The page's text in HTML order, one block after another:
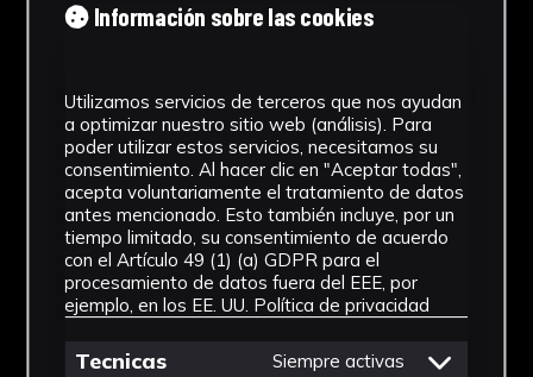
Ubicación
Dimensiones
27,5 x 20 x 1 cm.
Ver más
Información sobre las cookies
Utilizamos servicios de terceros que nos ayudan
a optimizar nuestro sitio web (análisis). Para
poder utilizar estos servicios, necesitamos su
consentimiento. Al hacer clic en "Aceptar todas",
acepta voluntariamente el tratamiento de datos
antes mencionado. Esto también incluye, por un
tiempo limitado, su consentimiento de acuerdo
con el Artículo 49 (1) (a) GDPR para el
procesamiento de datos fuera del EEE, por
ejemplo, en los EE. UU. Política de privacidad
Tecnicas Siempre activas